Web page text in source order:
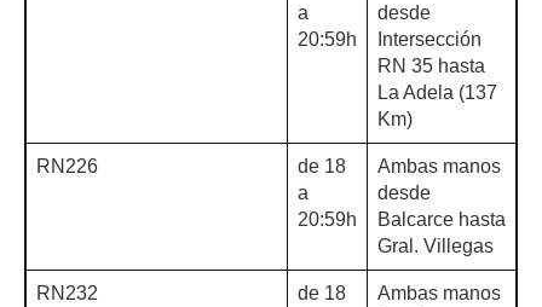
a
20:59h
desde
Intersección
RN 35 hasta
La Adela (137
Km)
RN226
de 18
a
20:59h
Ambas manos
desde
Balcarce hasta
Gral. Villegas
RN232
de 18
Ambas manos